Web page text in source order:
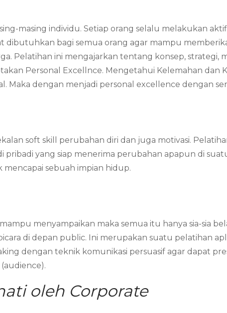
masing individu. Setiap orang selalu melakukan
bagi semua orang agar mampu
Pelatihan ini mengajarkan tentang konsep, strategi,
Personal Excellnce. Mengetahui Kelemahan dan
Maka dengan menjadi personal excellence dengan
soft skill perubahan diri dan juga motivasi.
pribadi yang siap menerima perubahan apapun di
sebuah impian hidup.
menyampaikan maka semua itu hanya sia-sia
di depan public. Ini merupakan suatu pelatihan
dengan teknik komunikasi persuasif agar dapat
oleh Corporate